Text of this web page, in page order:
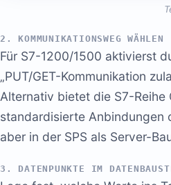
2. KOMMUNIKATIONSWEG WÄHLEN
Für S7-1200/1500 aktivierst
„PUT/GET-Kommunikation
Alternativ bietet die S7-
standardisierte Anbindungen
aber in der SPS als Server-
3. DATENPUNKTE IM